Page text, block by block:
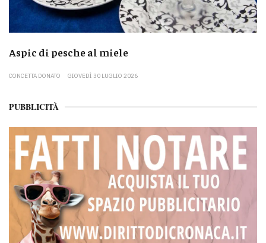
Aspic di pesche al miele
CONCETTA DONATO GIOVEDÌ 30 LUGLIO 2026
PUBBLICITÀ